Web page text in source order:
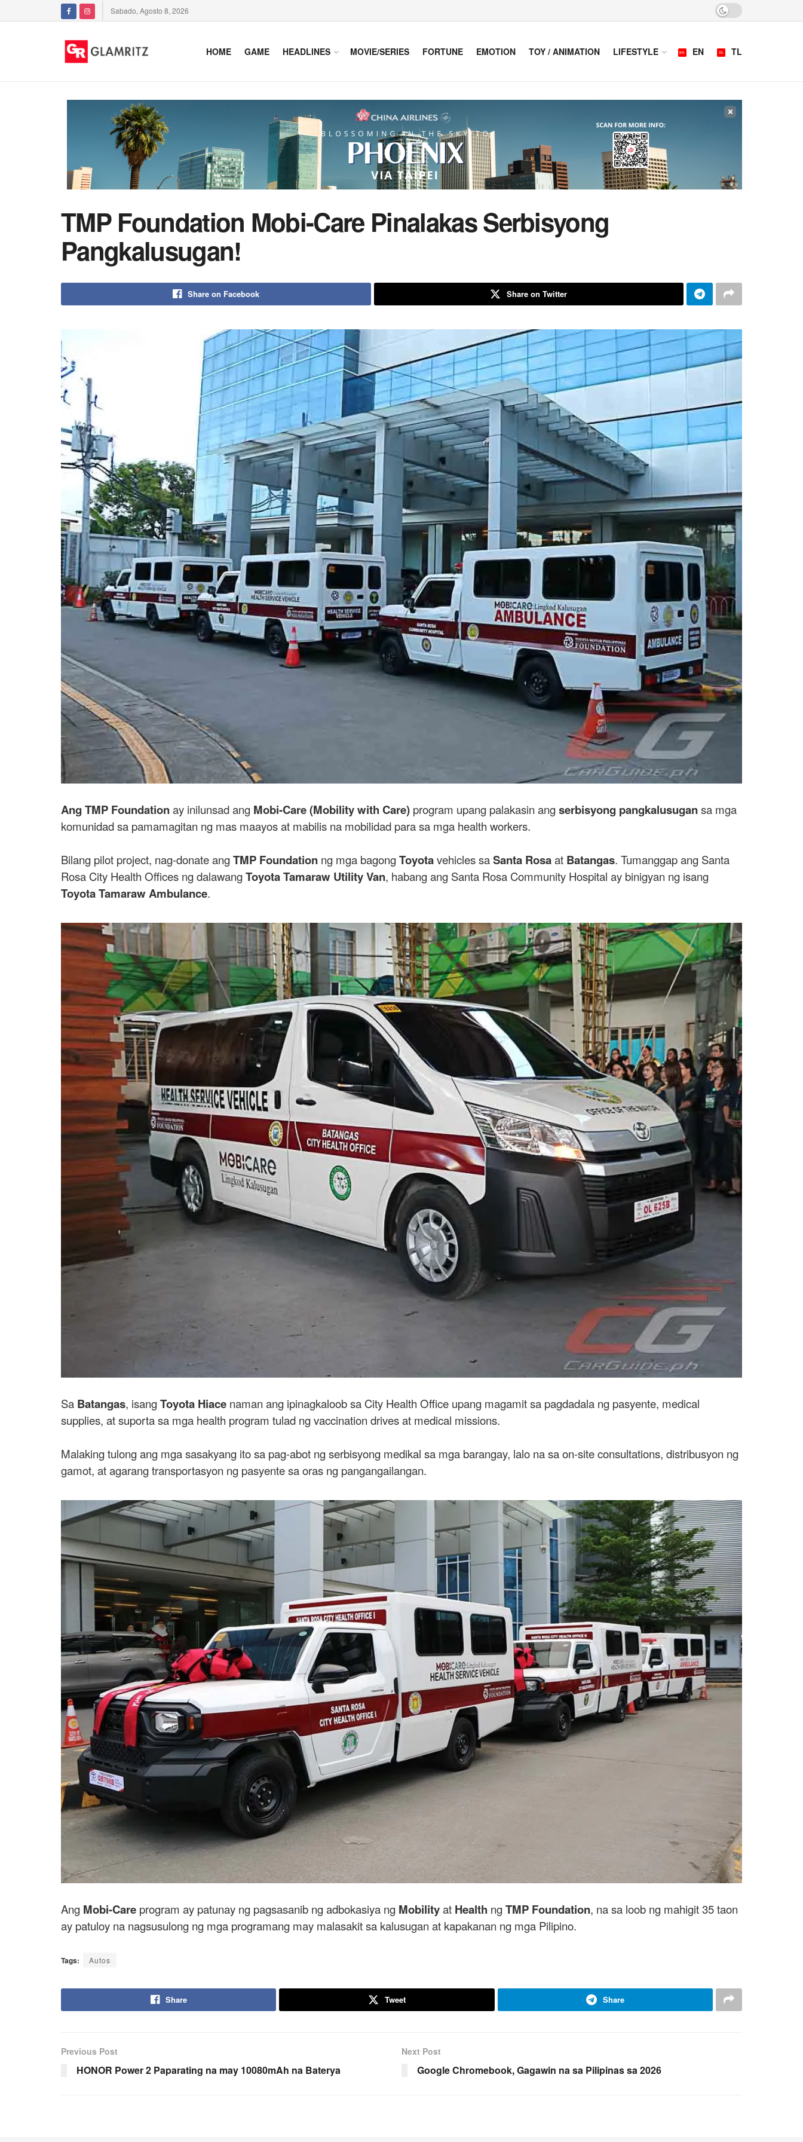
Sabado, Agosto 8, 2026
HOME GAME HEADLINES MOVIE/SERIES FORTUNE EMOTION TOY / ANIMATION LIFESTYLE EN TL
×
TMP Foundation Mobi-Care Pinalakas Serbisyong
Pangkalusugan!
Share on Facebook Share on Twitter
Ang TMP Foundationay inilunsad ang Mobi-Care (Mobility with Care) program upang palakasin angserbisyong pangkalusugansa mga
komunidad sa pamamagitan ng mas maayos at mabilis na mobilidad para sa mga health workers.
Bilang pilot project, nag-donate angTMP Foundation ng mga bagongToyotavehicles saSanta Rosaat Batangas. Tumanggap ang Santa
Rosa City Health Offices ng dalawangToyota Tamaraw Utility Van, habang ang Santa Rosa Community Hospital ay binigyan ng isang
Toyota Tamaraw Ambulance.
Sa Batangas, isangToyota Hiace naman ang ipinagkaloob sa City Health Office upang magamit sa pagdadala ng pasyente, medical
supplies, at suporta sa mga health program tulad ng vaccination drives at medical missions.
Malaking tulong ang mga sasakyang ito sa pag-abot ng serbisyong medikal sa mga barangay, lalo na sa on-site consultations, distribusyon ng
gamot, at agarang transportasyon ng pasyente sa oras ng pangangailangan.
Ang Mobi-Care program ay patunay ng pagsasanib ng adbokasiya ng Mobilityat Health ngTMP Foundation, na sa loob ng mahigit 35 taon
ay patuloy na nagsusulong ng mga programang may malasakit sa kalusugan at kapakanan ng mga Pilipino.
Tags: Autos
Share Tweet Share
Previous Post
HONOR Power 2 Paparating na may 10080mAh na Baterya
Next Post
Google Chromebook, Gagawin na sa Pilipinas sa 2026